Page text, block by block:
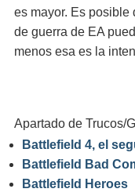
es mayor. Es posible
de guerra de EA
menos esa es la
Apartado de Trucos/
Battlefield 4, el
Battlefield Bad
Battlefield Heroes